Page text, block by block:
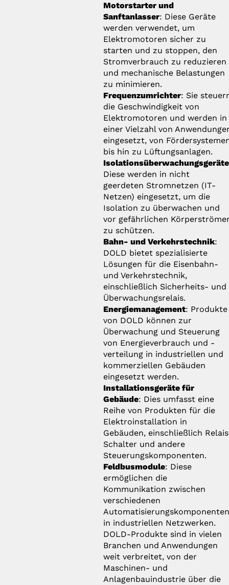
Motorstarter und
Sanftanlasser: Diese Geräte
werden verwendet, um
Elektromotoren sicher zu
starten und zu stoppen, den
Stromverbrauch zu reduzieren
und mechanische Belastungen
zu minimieren.
Frequenzumrichter: Sie
die Geschwindigkeit von
Elektromotoren und werden in
einer Vielzahl von
eingesetzt, von
bis hin zu Lüftungsanlagen.
Isolationsüberwachungsgeräte
Diese werden in nicht
geerdeten Stromnetzen (IT-
Netzen) eingesetzt, um die
Isolation zu überwachen und
vor gefährlichen
zu schützen.
Bahn- und Verkehrstechnik:
DOLD bietet spezialisierte
Lösungen für die Eisenbahn-
und Verkehrstechnik,
einschließlich Sicherheits- und
Überwachungsrelais.
Energiemanagement: Produkte
von DOLD können zur
Überwachung und Steuerung
von Energieverbrauch und -
verteilung in industriellen und
kommerziellen Gebäuden
eingesetzt werden.
Installationsgeräte für
Gebäude: Dies umfasst eine
Reihe von Produkten für die
Elektroinstallation in
Gebäuden, einschließlich
Schalter und andere
Steuerungskomponenten.
Feldbusmodule: Diese
ermöglichen die
Kommunikation zwischen
verschiedenen
in industriellen Netzwerken.
DOLD-Produkte sind in vielen
Branchen und Anwendungen
weit verbreitet, von der
Maschinen- und
Anlagenbauindustrie über die